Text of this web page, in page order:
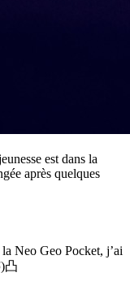
est dans la
après quelques
Neo Geo Pocket, j’ai
凸